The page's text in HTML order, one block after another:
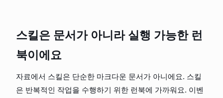
스킬은 문서가 아니라 실행 가능한 런
북이에요
자료에서 스킬은 단순한 마크다운 문서가 아니에요. 스킬
은 반복적인 작업을 수행하기 위한 런북에 가까워요. 이벤